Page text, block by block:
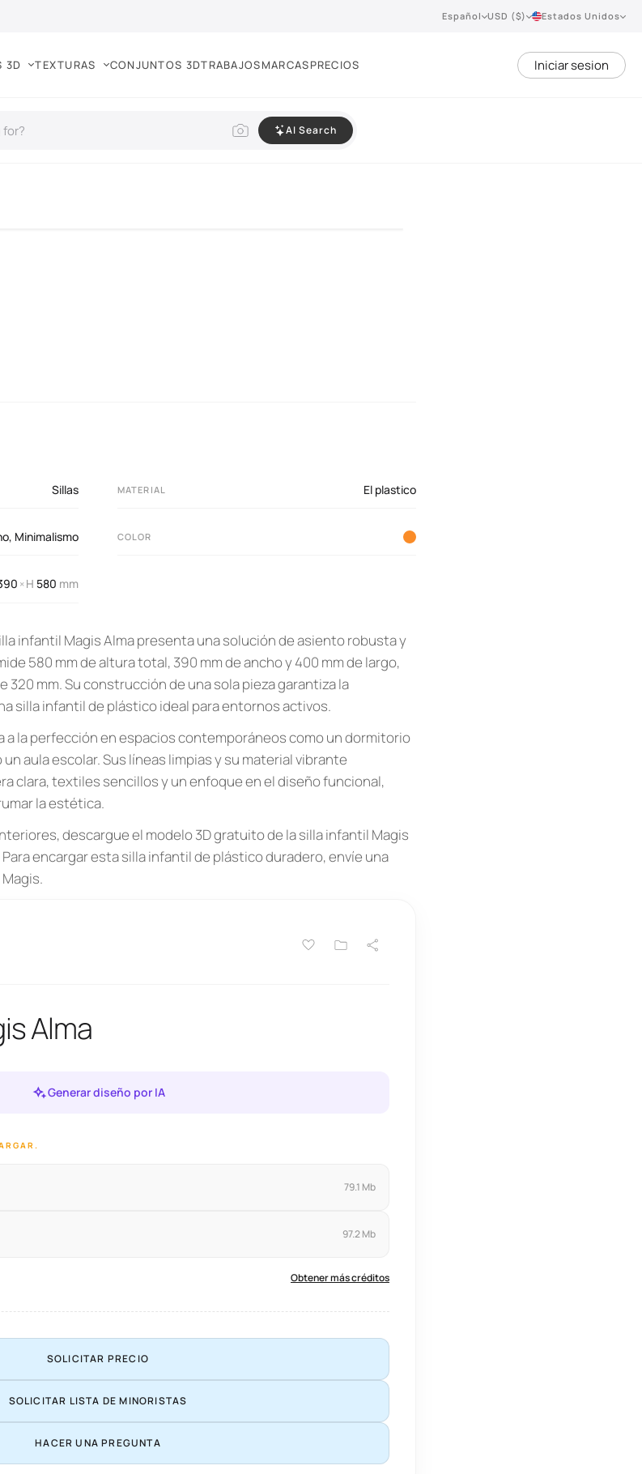
Español USD ($) Estados Unidos
3D TEXTURAS CONJUNTOS 3DTRABAJOSMARCASPRECIOS Iniciar sesion
AI Search
Sillas MATERIAL El plastico
, Minimalismo COLOR
×H 580 mm
infantil Magis Alma presenta una solución de asiento robusta y
580 mm de altura total, 390 mm de ancho y 400 mm de largo,
320 mm. Su construcción de una sola pieza garantiza la
silla infantil de plástico ideal para entornos activos.
a la perfección en espacios contemporáneos como un dormitorio
aula escolar. Sus líneas limpias y su material vibrante
clara, textiles sencillos y un enfoque en el diseño funcional,
la estética.
descargue el modelo 3D gratuito de la silla infantil Magis
encargar esta silla infantil de plástico duradero, envíe una
Alma
Generar diseño por IA
79.1 Mb
97.2 Mb
Obtener más créditos
SOLICITAR PRECIO
SOLICITAR LISTA DE MINORISTAS
HACER UNA PREGUNTA